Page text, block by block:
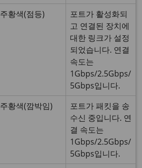
주황색(점등)
포트가 활성화되
고 연결된 장치에
대한 링크가 설정
되었습니다. 연결
속도는
1Gbps/2.5Gbps/
5Gbps입니다.
주황색(깜박임)
포트가 패킷을 송
수신 중입니다. 연
결 속도는
1Gbps/2.5Gbps/
5Gbps입니다.